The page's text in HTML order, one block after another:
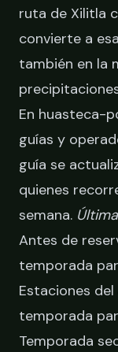
ruta de Xilitla
convierte a
también en la
En huasteca-
guías y
guía se
quienes
semana.
Antes de
temporada
Estaciones
temporada
Temporada